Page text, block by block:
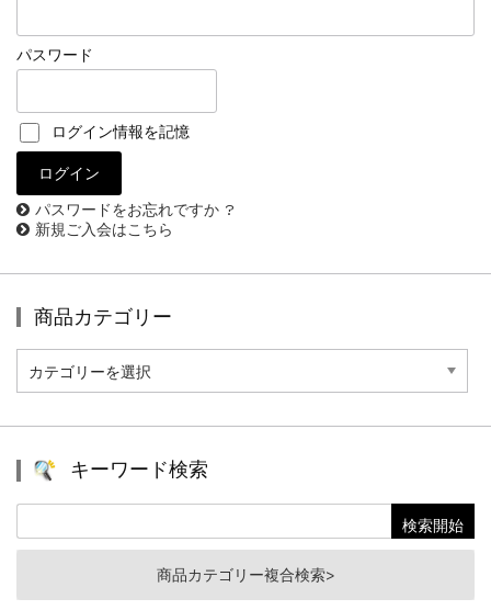
パスワード
ログイン情報を記憶
パスワードをお忘れですか ?
新規ご入会はこちら
商品カテゴリー
品
カ
キーワード検索
商品カテゴリー複合検索>